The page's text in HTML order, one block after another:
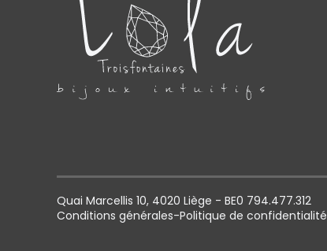
Quai Marcellis 10, 4020 Liège - BE0 794.477.312
Conditions générales-Politique de confidentialité